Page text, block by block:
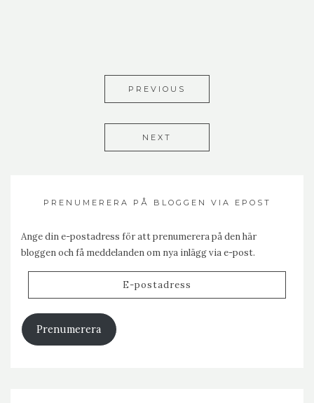
PREVIOUS
NEXT
PRENUMERERA PÅ BLOGGEN VIA EPOST
Ange din e-postadress för att prenumerera på den här
bloggen och få meddelanden om nya inlägg via e-post.
Prenumerera